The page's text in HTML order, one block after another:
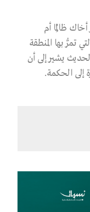
ظالِمًا أم
تمرُّ بها المنطقة
يشير إلى أن
إلى الحكمة.